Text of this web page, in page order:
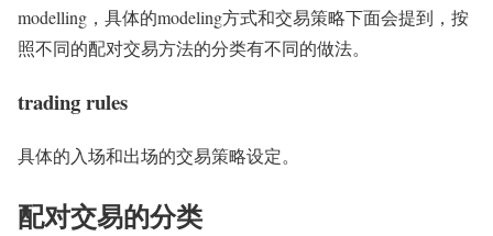
modelling，具体的modeling方式和交易策略下面会提到，按
照不同的配对交易方法的分类有不同的做法。
trading rules
具体的入场和出场的交易策略设定。
配对交易的分类